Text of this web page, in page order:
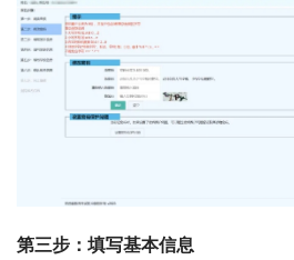
第三步：填写基本信息